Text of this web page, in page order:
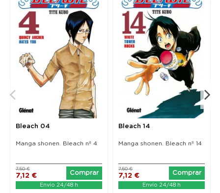
Bleach 04
Manga shonen. Bleach nº 4
7,12 €
7,50 €
Comprar
Envío 24/48 h
Bleach 14
Manga shonen. Bleach nº 14
7,12 €
7,50 €
Comprar
Envío 24/48 h